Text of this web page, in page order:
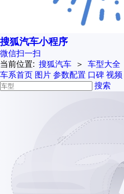
搜狐汽车小程序
微信扫一扫
当前位置: 搜狐汽车 ＞ 车型大全
车系首页 图片 参数配置 口碑 视频
搜索